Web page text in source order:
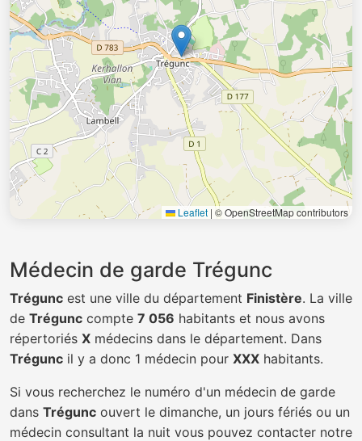
Leaflet | © OpenStreetMap contributors
Médecin de garde Trégunc
Trégunc est une ville du département Finistère. La ville
de Trégunc compte 7 056 habitants et nous avons
répertoriés X médecins dans le département. Dans
Trégunc il y a donc 1 médecin pour XXX habitants.
Si vous recherchez le numéro d'un médecin de garde
dans Trégunc ouvert le dimanche, un jours fériés ou un
médecin consultant la nuit vous pouvez contacter notre